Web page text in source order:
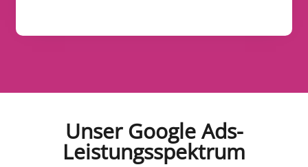
Unser Google Ads-
Leistungsspektrum